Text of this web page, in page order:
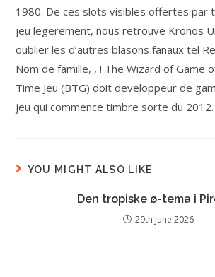
1980. De ces slots visibles offertes par
jeu legerement, nous retrouve Kronos
oublier les d’autres blasons fanaux tel
Nom de famille, , ! The Wizard of Game
Time Jeu (BTG) doit developpeur de
jeu qui commence timbre sorte du 2012.
YOU MIGHT ALSO LIKE
Den tropiske ø-tema i
29th June 2026